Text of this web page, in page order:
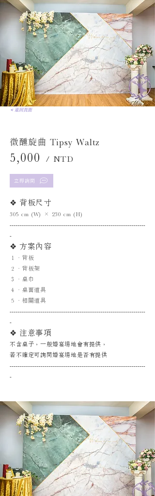
< 返回頁面
微醺旋曲 Tipsy Waltz
5,000 / NTD
立即詢問
❖ 背板尺寸
305 cm (W) × 230 cm (H)
----------------------------------------------------------------------
-
❖ 方案內容
１．背板
２．背板架
３．桌巾
４．桌面道具
５．相關道具
----------------------------------------------------------------------
-
❖ 注意事項
不含桌子，一般婚宴場地會有提供，
若不確定可詢問婚宴場地是否有提供
----------------------------------------------------------------------
-